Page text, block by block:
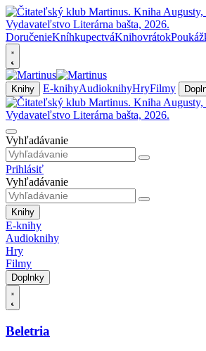
DoručenieKníhkupectváKnihovrátok
Knihy E-knihyAudioknihyHryFilmy
Vyhľadávanie
Prihlásiť
Vyhľadávanie
Knihy
E-knihy
Audioknihy
Hry
Filmy
Doplnky
Beletria